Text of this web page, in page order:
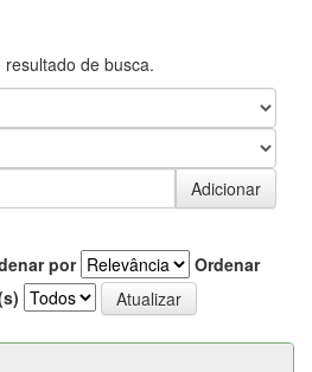
de busca.
por
Ordenar